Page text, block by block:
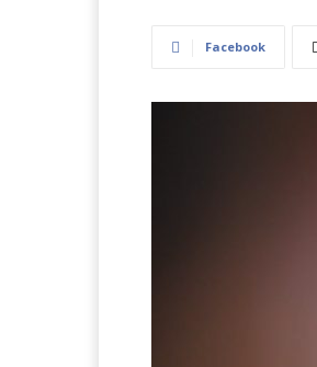
Facebook